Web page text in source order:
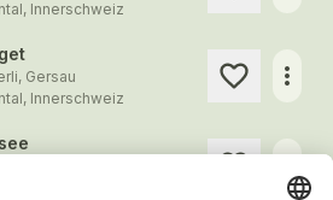
Innerschweiz
Gersau
Innerschweiz
more_horiz